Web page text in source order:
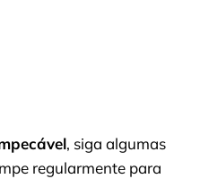
, siga algumas
regularmente para